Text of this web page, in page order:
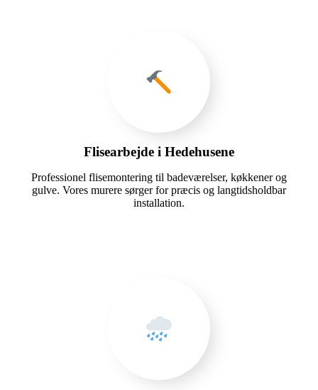
Flisearbejde i Hedehusene
Professionel flisemontering til badeværelser, køkkener og
gulve. Vores murere sørger for præcis og langtidsholdbar
installation.